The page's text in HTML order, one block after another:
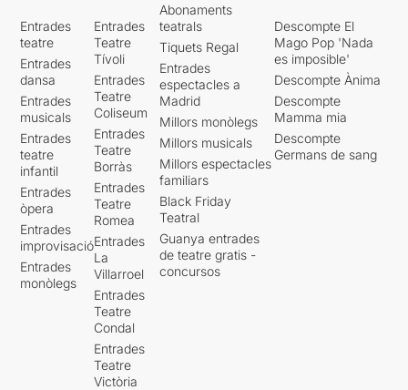
Entrades
teatre
Entrades
dansa
Entrades
musicals
Entrades
teatre
infantil
Entrades
òpera
Entrades
improvisació
Entrades
monòlegs
Entrades
Teatre
Tívoli
Entrades
Teatre
Coliseum
Entrades
Teatre
Borràs
Entrades
Teatre
Romea
Entrades
La
Villarroel
Entrades
Teatre
Condal
Entrades
Teatre
Victòria
Abonaments
teatrals
Tiquets Regal
Entrades
espectacles a
Madrid
Millors monòlegs
Millors musicals
Millors espectacles
familiars
Black Friday
Teatral
Guanya entrades
de teatre gratis -
concursos
Descompte El
Mago Pop 'Nada
es imposible'
Descompte Ànima
Descompte
Mamma mia
Descompte
Germans de sang